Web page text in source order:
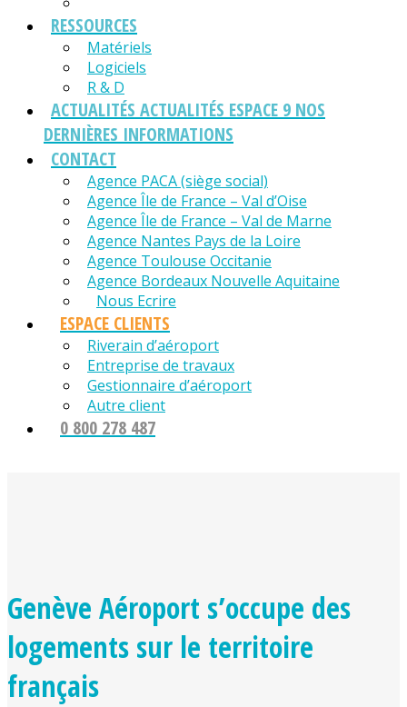
RESSOURCES
Matériels
Logiciels
R & D
ACTUALITÉS ACTUALITÉS ESPACE 9 NOS
DERNIÈRES INFORMATIONS
CONTACT
Agence PACA (siège social)
Agence Île de France – Val d’Oise
Agence Île de France – Val de Marne
Agence Nantes Pays de la Loire
Agence Toulouse Occitanie
Agence Bordeaux Nouvelle Aquitaine
Nous Ecrire
ESPACE CLIENTS
Riverain d’aéroport
Entreprise de travaux
Gestionnaire d’aéroport
Autre client
0 800 278 487
Genève Aéroport s’occupe des
logements sur le territoire
français